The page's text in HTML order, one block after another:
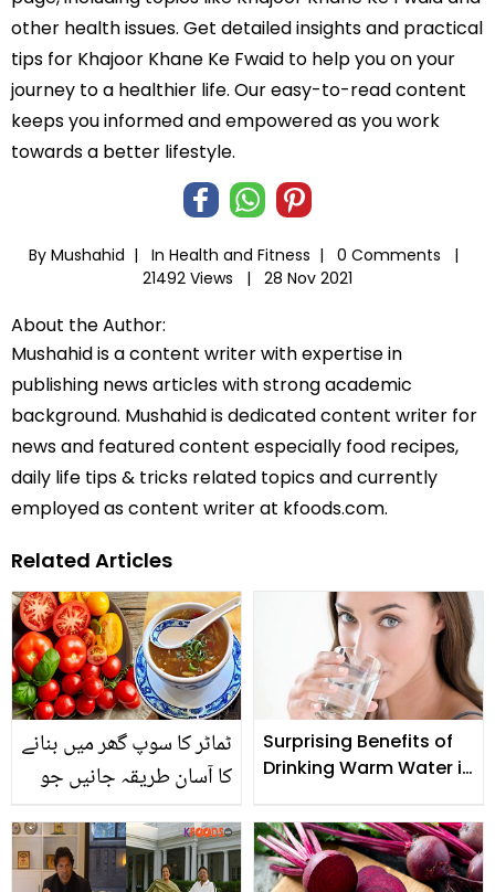
other health issues. Get detailed insights and practical
tips for Khajoor Khane Ke Fwaid to help you on your
journey to a healthier life. Our easy-to-read content
keeps you informed and empowered as you work
towards a better lifestyle.
By Mushahid | In Health and Fitness |
0 Comments |
21492 Views |
28 Nov 2021
About the Author:
Mushahid is a content writer with expertise in
publishing news articles with strong academic
background. Mushahid is dedicated content writer for
news and featured content especially food recipes,
daily life tips & tricks related topics and currently
employed as content writer at kfoods.com.
Related Articles
ٹماٹر کا سوپ گھر میں بنانے
کا آسان طریقہ جانیں جو
کو بنائے مضبوط۔۔
Surprising Benefits of
Drinking Warm Water in